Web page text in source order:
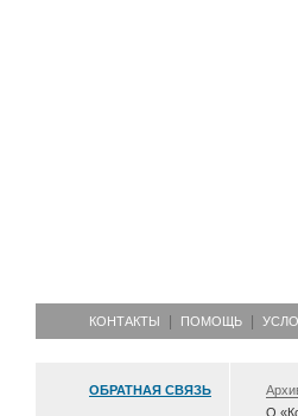
КОНТАКТЫ ПОМОЩЬ
ОБРАТНАЯ СВЯЗЬ
О